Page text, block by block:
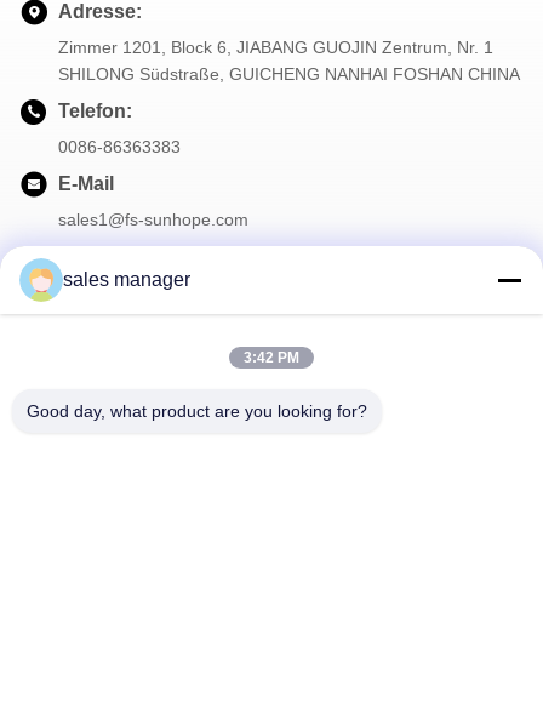
Adresse:
Zimmer 1201, Block 6, JIABANG GUOJIN Zentrum, Nr. 1
SHILONG Südstraße, GUICHENG NANHAI FOSHAN CHINA
Telefon:
0086-86363383
E-Mail
sales1@fs-sunhope.com
sales manager
3:42 PM
Good day, what product are you looking for?